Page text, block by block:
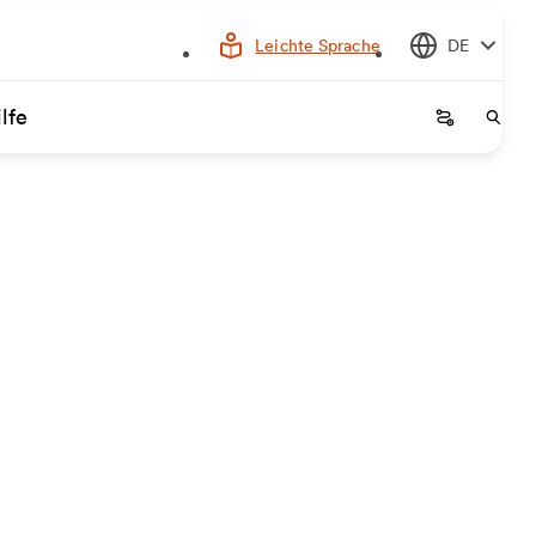
Leichte Sprache DE
Startseite